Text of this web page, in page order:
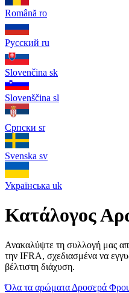
Română ro
Русский ru
Slovenčina sk
Slovenščina sl
Српски sr
Svenska sv
Українська uk
Κατάλογος
Ανακαλύψτε τη συλλογή μας
την IFRA, σχεδιασμένα να
βέλτιστη διάχυση.
Όλα τα αρώματα Δροσερά